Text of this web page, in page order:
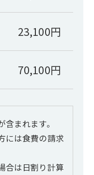
23,100円
70,100円
まれます。
には食費の請求
合は日割り計算